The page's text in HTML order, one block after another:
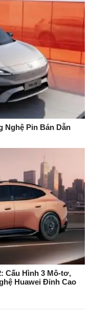
Nghệ Pin Bán Dẫn
Cấu Hình 3 Mô-tơ,
Huawei Đỉnh Cao